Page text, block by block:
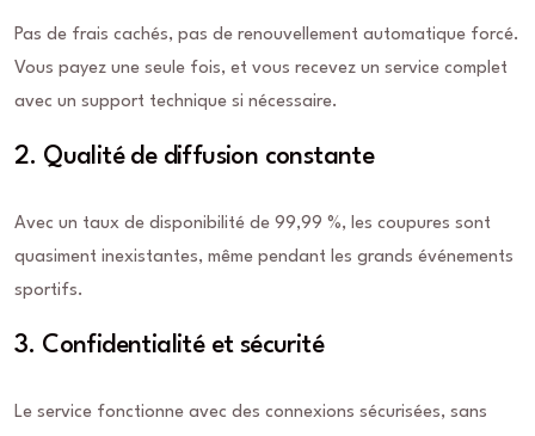
Pas de frais cachés, pas de renouvellement automatique forcé.
Vous payez une seule fois, et vous recevez un service complet
avec un support technique si nécessaire.
2. Qualité de diffusion constante
Avec un taux de disponibilité de 99,99 %, les coupures sont
quasiment inexistantes, même pendant les grands événements
sportifs.
3. Confidentialité et sécurité
Le service fonctionne avec des connexions sécurisées, sans